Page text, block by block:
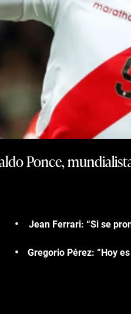
Ponce,
Jean Ferrari: “Si se
Gregorio Pérez: “Hoy